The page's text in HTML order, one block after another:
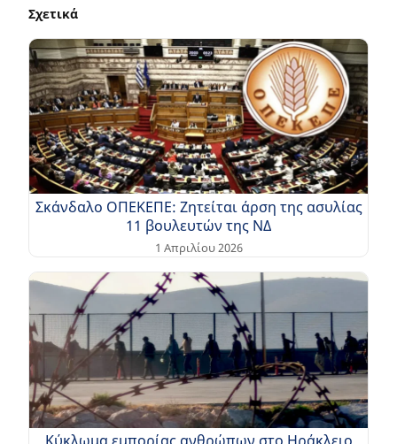
Σχετικά
Σκάνδαλο ΟΠΕΚΕΠΕ: Ζητείται άρση της ασυλίας
11 βουλευτών της ΝΔ
1 Απριλίου 2026